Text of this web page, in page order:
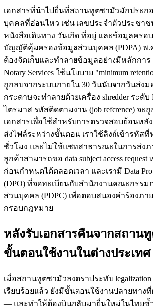
เอกสารที่นำไปยื่นที่สถานทูตซามัวมักประก
บุคคลที่อ่อนไหว เช่น เลขประจำตัวประชาช
หนังสือเดินทาง วันเกิด ที่อยู่ และข้อมูลครอ
บัญญัติคุ้มครองข้อมูลส่วนบุคคล (PDPA) พ.ศ
ต้องจัดเก็บและทำลายข้อมูลอย่างมีหลักการ
Notary Services ใช้นโยบาย "minimum
ถูกลบจากระบบภายใน 30 วันนับจากวันส่งม
กระดาษจะทำลายด้วยเครื่อง shredder ระดับ
ไตรมาส รหัสติดตามงาน (job reference) จะ
เอกสารเพื่อใช้สำหรับการตรวจสอบย้อนหลั
ส่งไฟล์ระหว่างขั้นตอน เราใช้ลิงก์เข้ารหัสที่
ชั่วโมง และไม่ใช้แชทสาธารณะในการส่งภ
ลูกค้าสามารถขอ data subject access
ก่อนกำหนดได้ตลอดเวลา และเรามี Data
(DPO) ที่จดทะเบียนกับสำนักงานคณะกรร
ส่วนบุคคล (PDPC) เพื่อตอบสนองคำร้องภา
กรอบกฎหมาย
หลังรับเอกสารคืนจากสถาน
ขั้นตอนใช้งานในต่างประเทศ
เมื่อสถานทูตซามัวลงตราประทับ legalization
เรียบร้อยแล้ว ยังมีขั้นตอนใช้งานปลายทาง
— และทำให้ต้องบินกลับมายื่นใหม่ในไทยซ้